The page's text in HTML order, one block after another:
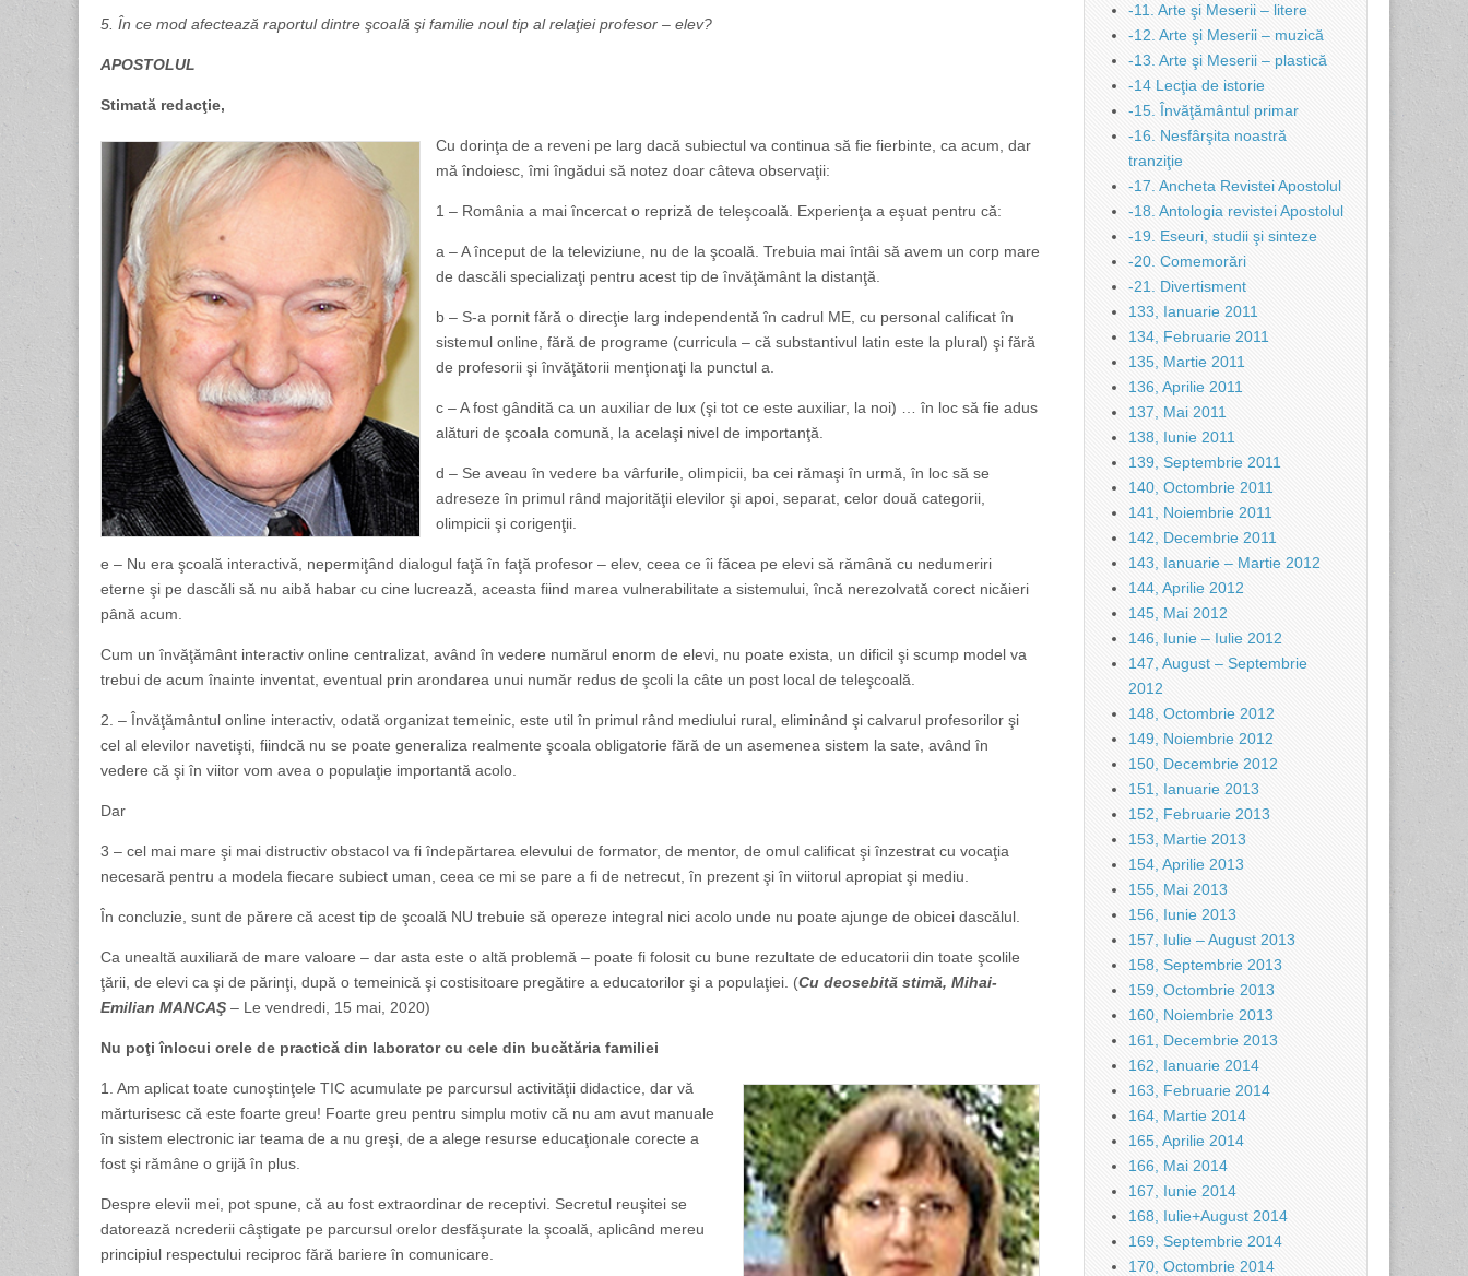
5. În ce mod afectează raportul dintre şcoală şi familie noul tip al relaţiei profesor – elev?
APOSTOLUL
Stimată redacţie,
Cu dorinţa de a reveni pe larg dacă subiectul va continua să fie fierbinte, ca acum, dar
mă îndoiesc, îmi îngădui să notez doar câteva observaţii:
1 – România a mai încercat o repriză de teleşcoală. Experienţa a eşuat pentru că:
a – A început de la televiziune, nu de la şcoală. Trebuia mai întâi să avem un corp mare
de dascăli specializaţi pentru acest tip de învăţământ la distanţă.
b – S-a pornit fără o direcţie larg independentă în cadrul ME, cu personal calificat în
sistemul online, fără de programe (curricula – că substantivul latin este la plural) şi fără
de profesorii şi învăţătorii menţionaţi la punctul a.
c – A fost gândită ca un auxiliar de lux (şi tot ce este auxiliar, la noi) … în loc să fie adus
alături de şcoala comună, la acelaşi nivel de importanţă.
d – Se aveau în vedere ba vârfurile, olimpicii, ba cei rămaşi în urmă, în loc să se
adreseze în primul rând majorităţii elevilor şi apoi, separat, celor două categorii,
olimpicii şi corigenţii.
e – Nu era şcoală interactivă, nepermiţând dialogul faţă în faţă profesor – elev, ceea ce îi făcea pe elevi să rămână cu nedumeriri
eterne şi pe dascăli să nu aibă habar cu cine lucrează, aceasta fiind marea vulnerabilitate a sistemului, încă nerezolvată corect nicăieri
până acum.
Cum un învăţământ interactiv online centralizat, având în vedere numărul enorm de elevi, nu poate exista, un dificil şi scump model va
trebui de acum înainte inventat, eventual prin arondarea unui număr redus de şcoli la câte un post local de teleşcoală.
2. – Învăţământul online interactiv, odată organizat temeinic, este util în primul rând mediului rural, eliminând şi calvarul profesorilor şi
cel al elevilor navetişti, fiindcă nu se poate generaliza realmente şcoala obligatorie fără de un asemenea sistem la sate, având în
vedere că şi în viitor vom avea o populaţie importantă acolo.
Dar
3 – cel mai mare şi mai distructiv obstacol va fi îndepărtarea elevului de formator, de mentor, de omul calificat şi înzestrat cu vocaţia
necesară pentru a modela fiecare subiect uman, ceea ce mi se pare a fi de netrecut, în prezent şi în viitorul apropiat şi mediu.
În concluzie, sunt de părere că acest tip de şcoală NU trebuie să opereze integral nici acolo unde nu poate ajunge de obicei dascălul.
Ca unealtă auxiliară de mare valoare – dar asta este o altă problemă – poate fi folosit cu bune rezultate de educatorii din toate şcolile
ţării, de elevi ca şi de părinţi, după o temeinică şi costisitoare pregătire a educatorilor şi a populaţiei. (Cu deosebită stimă, Mihai-
Emilian MANCAŞ – Le vendredi, 15 mai, 2020)
Nu poţi înlocui orele de practică din laborator cu cele din bucătăria familiei
1. Am aplicat toate cunoştinţele TIC acumulate pe parcursul activităţii didactice, dar vă
mărturisesc că este foarte greu! Foarte greu pentru simplu motiv că nu am avut manuale
în sistem electronic iar teama de a nu greşi, de a alege resurse educaţionale corecte a
fost şi rămâne o grijă în plus.
Despre elevii mei, pot spune, că au fost extraordinar de receptivi. Secretul reuşitei se
datorează ncrederii câştigate pe parcursul orelor desfăşurate la şcoală, aplicând mereu
principiul respectului reciproc fără bariere în comunicare.
-11. Arte şi Meserii – litere
-12. Arte şi Meserii – muzică
-13. Arte şi Meserii – plastică
-14 Lecţia de istorie
-15. Învăţământul primar
-16. Nesfârşita noastră
tranziţie
-17. Ancheta Revistei Apostolul
-18. Antologia revistei Apostolul
-19. Eseuri, studii şi sinteze
-20. Comemorări
-21. Divertisment
133, Ianuarie 2011
134, Februarie 2011
135, Martie 2011
136, Aprilie 2011
137, Mai 2011
138, Iunie 2011
139, Septembrie 2011
140, Octombrie 2011
141, Noiembrie 2011
142, Decembrie 2011
143, Ianuarie – Martie 2012
144, Aprilie 2012
145, Mai 2012
146, Iunie – Iulie 2012
147, August – Septembrie
2012
148, Octombrie 2012
149, Noiembrie 2012
150, Decembrie 2012
151, Ianuarie 2013
152, Februarie 2013
153, Martie 2013
154, Aprilie 2013
155, Mai 2013
156, Iunie 2013
157, Iulie – August 2013
158, Septembrie 2013
159, Octombrie 2013
160, Noiembrie 2013
161, Decembrie 2013
162, Ianuarie 2014
163, Februarie 2014
164, Martie 2014
165, Aprilie 2014
166, Mai 2014
167, Iunie 2014
168, Iulie+August 2014
169, Septembrie 2014
170, Octombrie 2014